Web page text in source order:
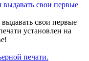
выдавать свои первые
свои первые
установлен на